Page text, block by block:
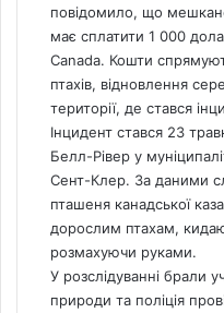
повідомило, що
має сплатити 1 000
Canada. Кошти
птахів, відновлення
території, де стався
Інцидент стався 23
Белл-Рівер у
Сент-Клер. За даними
пташеня канадської
дорослим птахам,
розмахуючи руками.
У розслідуванні брали
природи та поліція